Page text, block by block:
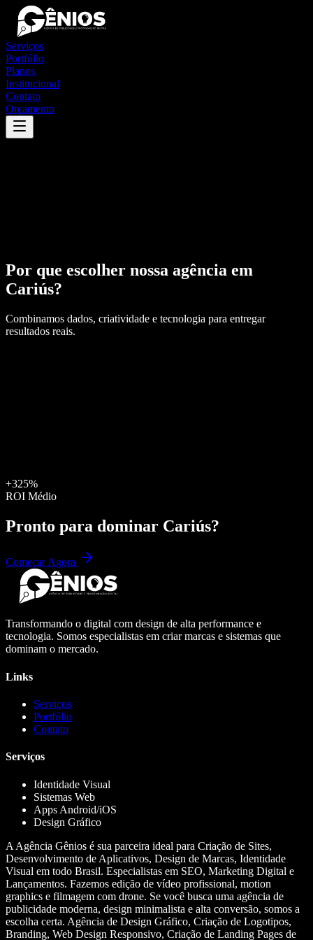
Serviços
Portfólio
Planos
Institucional
Contato
Orçamento
Por que escolher nossa agência em
Cariús?
Combinamos dados, criatividade e tecnologia para entregar
resultados reais.
+325%
ROI Médio
Pronto para dominar Cariús?
Começar Agora
Transformando o digital com design de alta performance e
tecnologia. Somos especialistas em criar marcas e sistemas que
dominam o mercado.
Links
Serviços
Portfólio
Contato
Serviços
Identidade Visual
Sistemas Web
Apps Android/iOS
Design Gráfico
A Agência Gênios é sua parceira ideal para Criação de Sites,
Desenvolvimento de Aplicativos, Design de Marcas, Identidade
Visual em todo Brasil. Especialistas em SEO, Marketing Digital e
Lançamentos. Fazemos edição de vídeo profissional, motion
graphics e filmagem com drone. Se você busca uma agência de
publicidade moderna, design minimalista e alta conversão, somos a
escolha certa. Agência de Design Gráfico, Criação de Logotipos,
Branding, Web Design Responsivo, Criação de Landing Pages de